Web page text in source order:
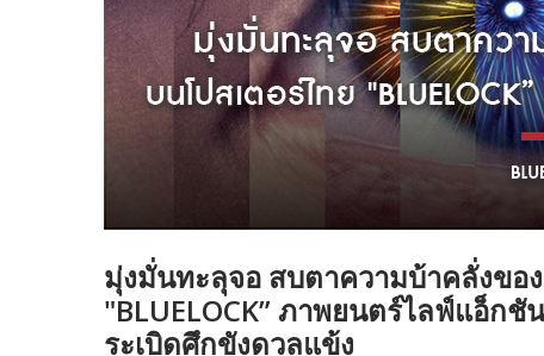
มุ่งมั่นทะลุจอ สบตาความบ้าคลั่งขอ
"BLUELOCK” ภาพยนตร์ไลฟ์แอ็ก
ระเบิดศึกขังดวลแข้ง